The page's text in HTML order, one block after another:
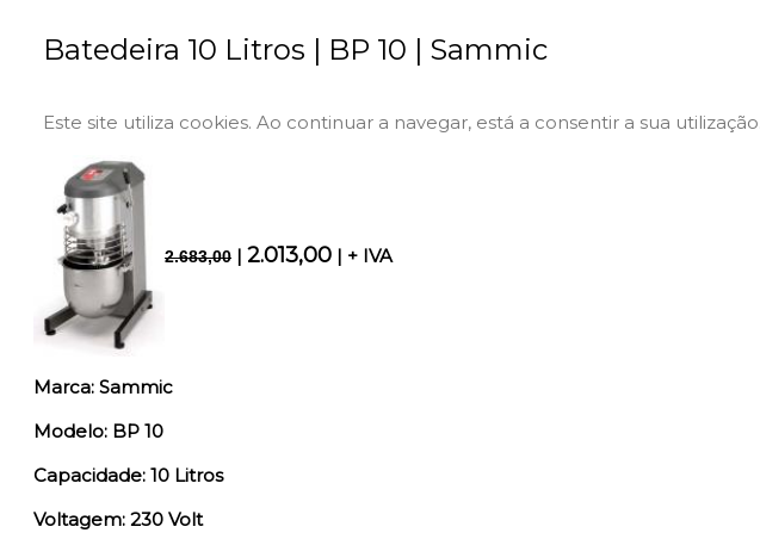
Batedeira 10 Litros | BP 10 | Sammic
Este site utiliza cookies. Ao continuar a navegar, está a consentir a sua utilização.
2.683,00 | 2.013,00 | + IVA
Marca: Sammic
Modelo: BP 10
Capacidade: 10 Litros
Voltagem: 230 Volt